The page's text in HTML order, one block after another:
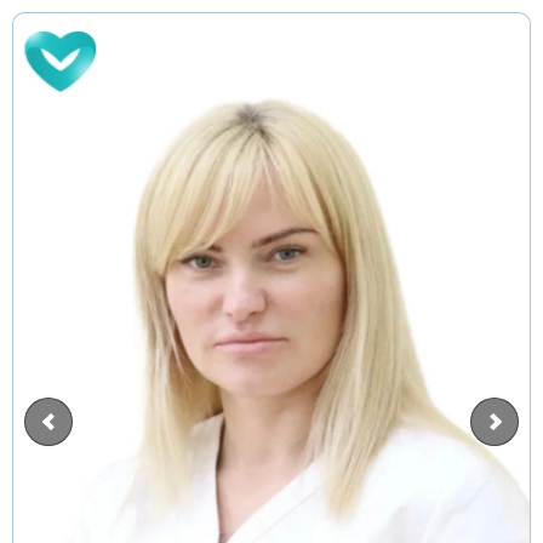
Оставляя заявку Вы соглашаетесь с
конфиденциальности
Отправить
Оставляя заявку Вы соглашаетесь с
конфиденциальности
Оставляя заявку Вы соглашаетесь с
конфиденциальности
Фрязино
Дзержинский
Солнечногорск
Звенигород
Ликино-Дулёво
Электрогорск
Лосино-Петровский
Красноармейск
Волоколамск
Старая Купавна